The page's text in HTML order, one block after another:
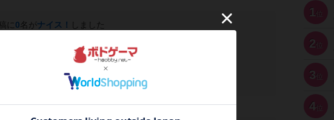
に 0名がナイス！ しました
1 位
2 位
3 位
4位